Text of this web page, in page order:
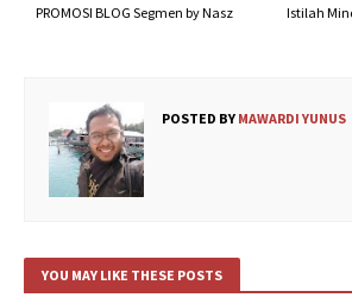
Istilah
PROMOSI BLOG Segmen by Nasz
POSTED BY MAWARDI YUNUS
YOU MAY LIKE THESE POSTS